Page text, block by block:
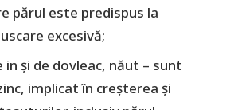
părul este predispus la
excesivă;
in și de dovleac, năut – sunt
implicat în creșterea și